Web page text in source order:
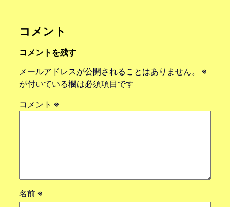
コメント
コメントを残す
メールアドレスが公開されることはありません。
※
が付いている欄は必須項目です
コメント ※
名前 ※